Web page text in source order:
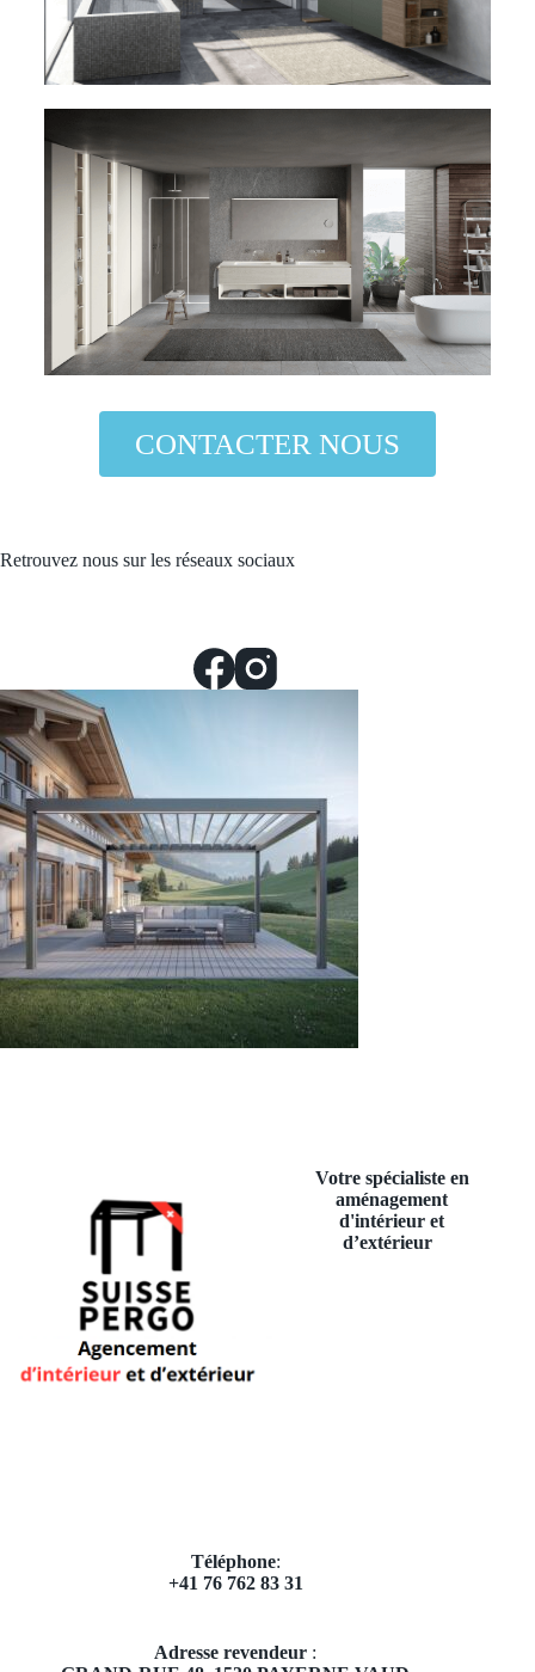
CONTACTER NOUS
Retrouvez nous sur les réseaux sociaux
Votre spécialiste en
aménagement
d'intérieur et
d’extérieur
Téléphone:
+41 76 762 83 31
Adresse revendeur :